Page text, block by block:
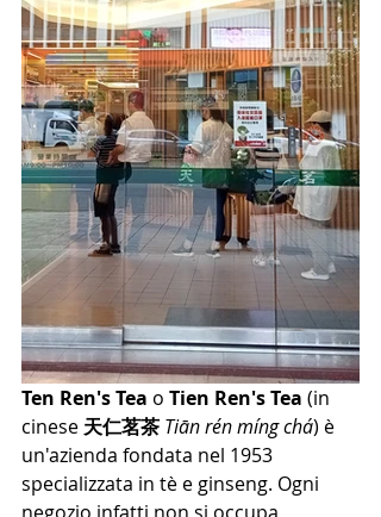
Ten Ren's Tea o Tien Ren's Tea (in
cinese 天仁茗茶 Tiān rén míng chá) è
un'azienda fondata nel 1953
specializzata in tè e ginseng. Ogni